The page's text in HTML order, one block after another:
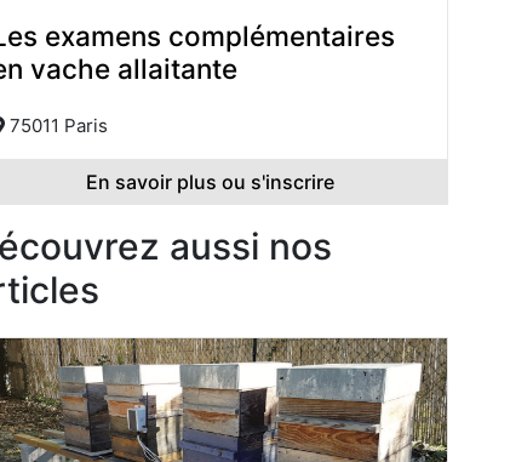
examens complémentaires
vache allaitante
75011 Paris
En savoir plus ou s'inscrire
aussi nos